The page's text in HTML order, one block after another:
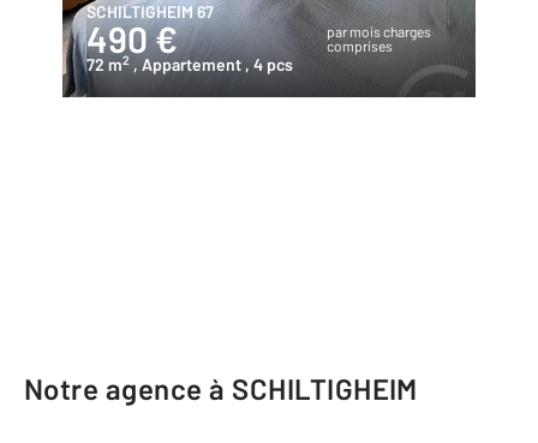
SCHILTIGHEIM 67
490 €
par mois charges
comprises
72 m2 , Appartement , 4 pcs
Notre agence à SCHILTIGHEIM